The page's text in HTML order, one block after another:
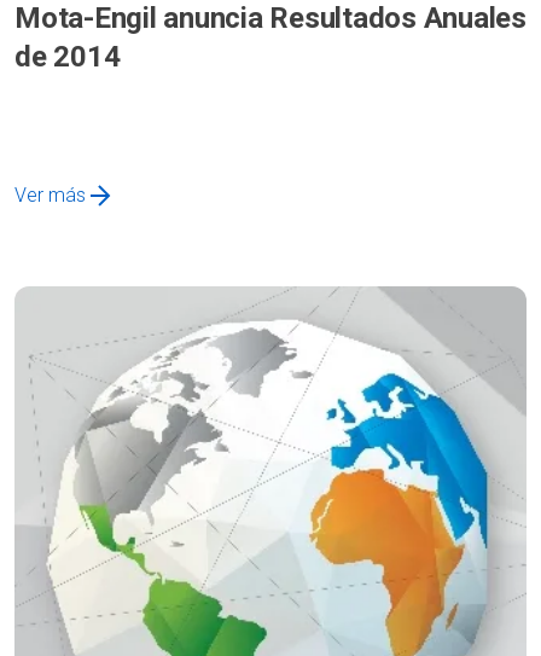
Mota-Engil anuncia Resultados Anuales
de 2014
Ver más